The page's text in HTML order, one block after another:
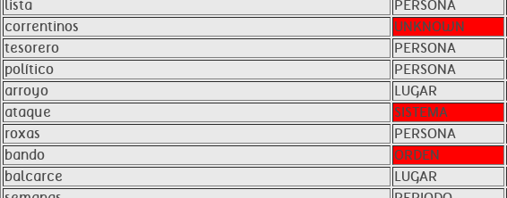
lista
PERSONA
correntinos
UNKNOWN
tesorero
PERSONA
político
PERSONA
arroyo
LUGAR
ataque
SISTEMA
roxas
PERSONA
bando
ORDEN
balcarce
LUGAR